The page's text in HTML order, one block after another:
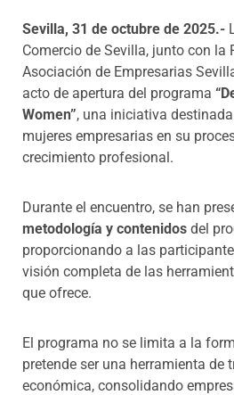
Sevilla, 31 de octubre de 2025.-
Comercio de Sevilla, junto con la
Asociación de Empresarias
acto de apertura del programa
Women”, una iniciativa
mujeres empresarias en su
crecimiento profesional.
Durante el encuentro, se han
metodología y contenidos del
proporcionando a las
visión completa de las
que ofrece.
El programa no se limita a la
pretende ser una herramienta
económica, consolidando